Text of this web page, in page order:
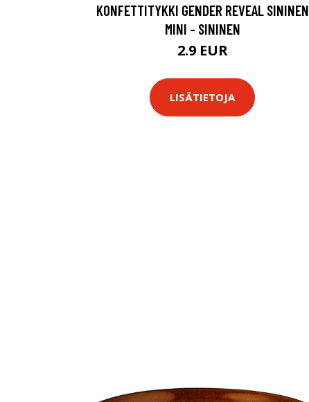
KONFETTITYKKI GENDER REVEAL SININEN
MINI - SININEN
2.9 EUR
LISÄTIETOJA